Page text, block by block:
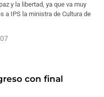
y la libertad, ya que va muy
a IPS la ministra de Cultura de
con final